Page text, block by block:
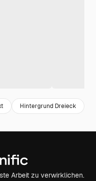
Hintergrund Dreieck
Arbeit zu verwirklichen.